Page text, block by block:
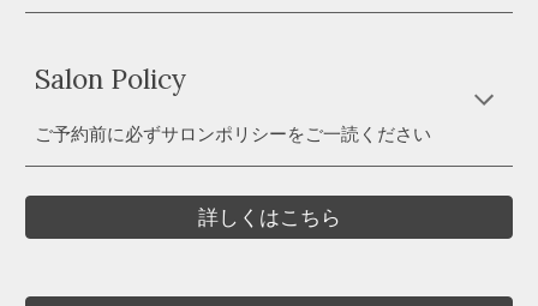
Salon Policy
ご予約前に必ずサロンポリシーをご一読ください
詳しくはこちら